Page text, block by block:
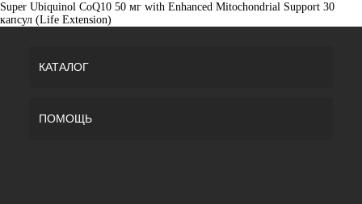
Super Ubiquinol CoQ10 50 мг with Enhanced Mitochondrial Support 30
капсул (Life Extension)
КАТАЛОГ
ПОМОЩЬ